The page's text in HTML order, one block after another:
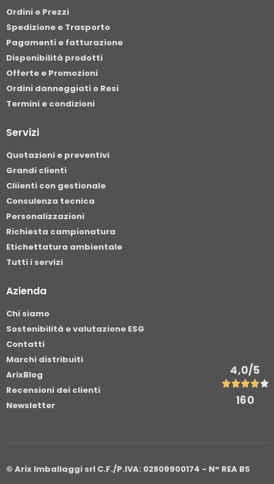
Ordini e Prezzi
Spedizione e Trasporto
Pagamenti e fatturazione
Disponibilità prodotti
Offerte e Promozioni
Ordini danneggiati o Resi
Termini e condizioni
Servizi
Quotazioni e preventivi
Grandi clienti
Cliienti con gestionale
Consulenza tecnica
Personalizzazioni
Richiesta campionatura
Etichettatura ambientale
Tutti i servizi
Azienda
Chi siamo
Sostenibilità e valutazione ESG
Contatti
Marchi distribuiti
ArixBlog
Recensioni dei clienti
Newsletter
4,0/5
160
© Arix Imballaggi srl C.F./P.IVA: 02809900174 - N° REA BS